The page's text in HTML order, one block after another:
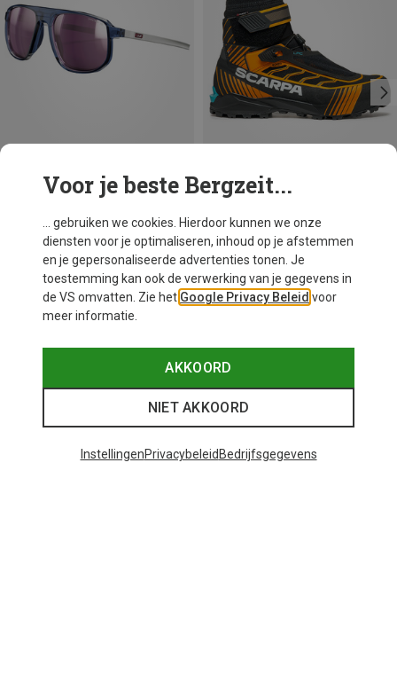
Je bespaart 39% Je bespaart 10%
Voor je beste Bergzeit...
... gebruiken we cookies. Hierdoor kunnen we onze
diensten voor je optimaliseren, inhoud op je afstemmen
en je gepersonaliseerde advertenties tonen. Je
toestemming kan ook de verwerking van je gegevens in
de VS omvatten. Zie het Google Privacy Beleid voor
meer informatie.
AKKOORD
NIET AKKOORD
InstellingenPrivacybeleid Bedrijfsgegevens